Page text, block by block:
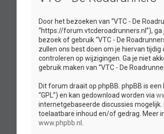
Door het bezoeken van “VTC - De
“https://forum.vtcderoadrunners.nl”),
bezoek of gebruik “VTC - De
zullen ons best doen om je hiervan
controleren op wijzigingen. Ga je niet
gebruik maken van “VTC - De
Dit forum draait op phpBB. phpBB is
“GPL”) en kan gedownload worden via
internetgebaseerde discussies
toelaatbare inhoud en/of gedrag. Meer
www.phpbb.nl